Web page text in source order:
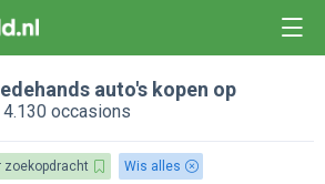
auto's kopen op
4.130 occasions
zoekopdracht Wis alles